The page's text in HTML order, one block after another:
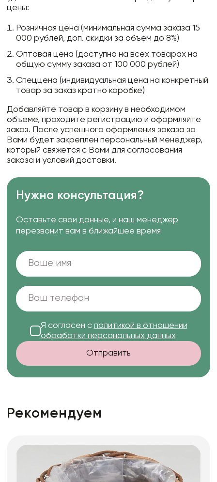
цены:
Розничная цена (минимальная сумма заказа 15
000 рублей, доп. скидки за объем до 8%)
Оптовая цена (доступна на всех товарах на
общую сумму заказа от 100 000 рублей)
Спеццена (индивидуальная цена на конкретный
товар за заказ кратно коробке)
Добавляйте товар в корзину в необходимом
объеме, проходите регистрацию и оформляйте
заказ. После успешного оформления заказа за
Вами будет закреплен персональный менеджер,
который свяжется с Вами для согласования
заказа и условий доставки.
Нужна консультация?
Оставьте свои данные, и наш менеджер
перезвонит вам в ближайшее время
Я согласен с политикой в отношении
обработки персональных данных
Отправить
Рекомендуем